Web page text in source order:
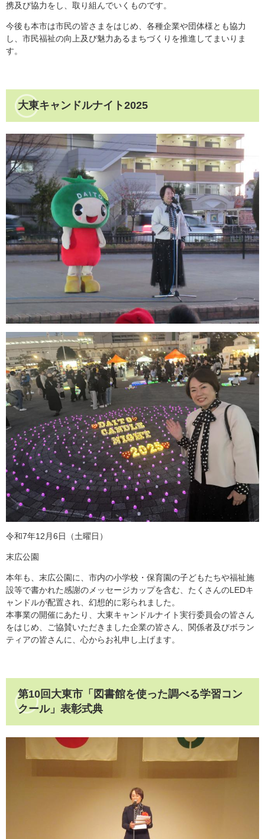
携及び協力をし、取り組んでいくものです。
今後も本市は市民の皆さまをはじめ、各種企業や団体様とも協力
し、市民福祉の向上及び魅力あるまちづくりを推進してまいりま
す。
大東キャンドルナイト2025
令和7年12月6日（土曜日）
末広公園
本年も、末広公園に、市内の小学校・保育園の子どもたちや福祉施
設等で書かれた感謝のメッセージカップを含む、たくさんのLEDキ
ャンドルが配置され、幻想的に彩られました。​
本事業の開催にあたり、大東キャンドルナイト実行委員会の皆さん
をはじめ、ご協賛いただきました企業の皆さん、関係者及びボラン
ティアの皆さんに、心からお礼申し上げます。
第10回大東市「図書館を使った調べる学習コン
クール」表彰式典